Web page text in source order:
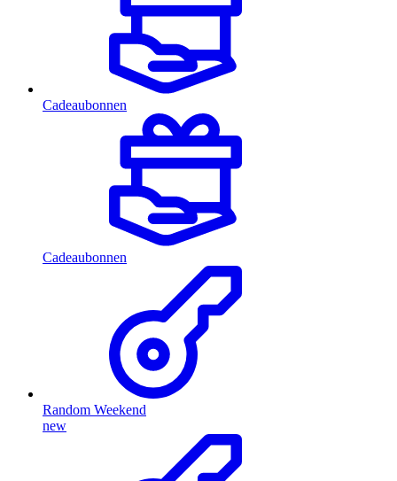
Cadeaubonnen
Cadeaubonnen
Random Weekend
new